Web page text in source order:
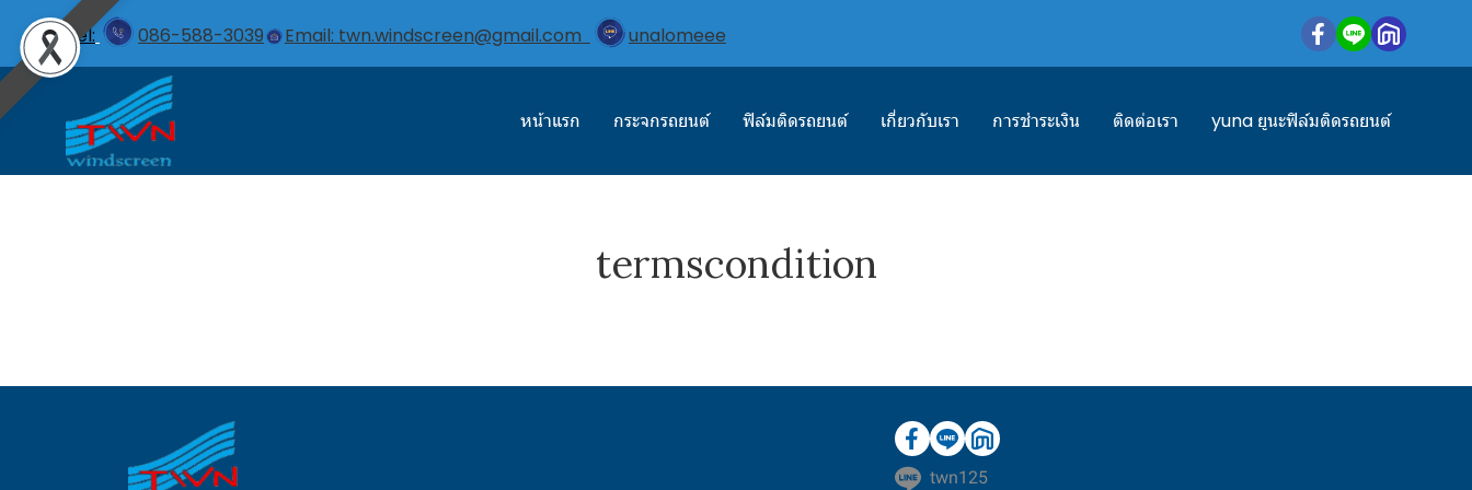
Tel: 086-588-3039 Email: twn.windscreen@gmail.com unalomeee
หน้าแรก กระจกรถยนต์ ฟิล์มติดรถยนต์ เกี่ยวกับเรา การชำระเงิน ติดต่อเรา yuna ยูนะฟิล์มติดรถยนต์
termscondition
twn125